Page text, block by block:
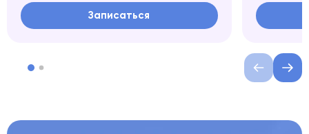
Записаться